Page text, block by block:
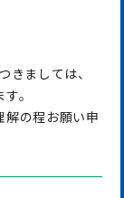
きましては、
。
解の程お願い申